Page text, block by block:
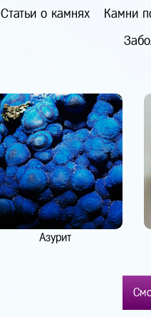
Статьи о камнях Камни
Азурит